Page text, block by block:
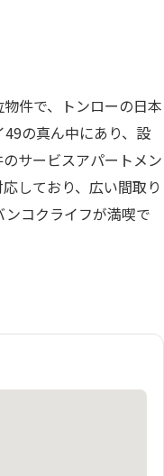
件で、トンローの日本
の真ん中にあり、設
サービスアパートメン
しており、広い間取り
コクライフが満喫で